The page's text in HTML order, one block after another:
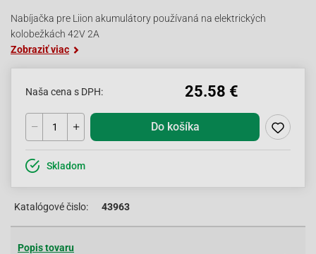
Nabíjačka pre Liion akumulátory používaná na elektrických
kolobežkách 42V 2A
Zobraziť viac
Naša cena s DPH: 25.58 €
Do košíka
Skladom
Katalógové čislo: 43963
Popis tovaru